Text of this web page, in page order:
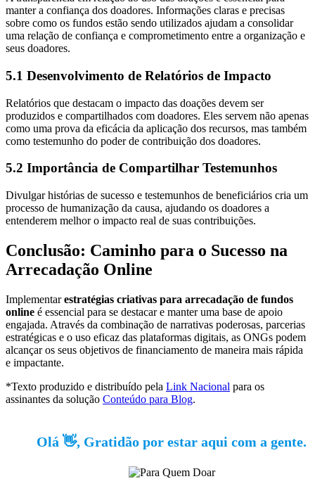
manter a confiança dos doadores. Informações claras e precisas
sobre como os fundos estão sendo utilizados ajudam a consolidar
uma relação de confiança e comprometimento entre a organização e
seus doadores.
5.1 Desenvolvimento de Relatórios de Impacto
Relatórios que destacam o impacto das doações devem ser
produzidos e compartilhados com doadores. Eles servem não apenas
como uma prova da eficácia da aplicação dos recursos, mas também
como testemunho do poder de contribuição dos doadores.
5.2 Importância de Compartilhar Testemunhos
Divulgar histórias de sucesso e testemunhos de beneficiários cria um
processo de humanização da causa, ajudando os doadores a
entenderem melhor o impacto real de suas contribuições.
Conclusão: Caminho para o Sucesso na
Arrecadação Online
Implementarestratégias criativas para arrecadação de fundos
online é essencial para se destacar e manter uma base de apoio
engajada. Através da combinação de narrativas poderosas, parcerias
estratégicas e o uso eficaz das plataformas digitais, as ONGs podem
alcançar os seus objetivos de financiamento de maneira mais rápida
e impactante.
*Texto produzido e distribuído pela Link Nacional para os
assinantes da solução Conteúdo para Blog.
Olá 👋, Gratidão por estar aqui com a gente.